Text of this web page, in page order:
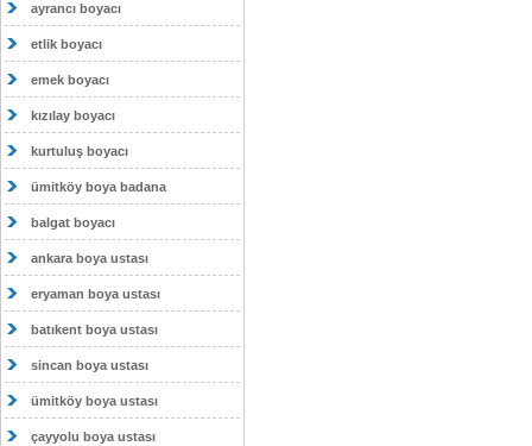
ayrancı boyacı
etlik boyacı
emek boyacı
kızılay boyacı
kurtuluş boyacı
ümitköy boya badana
balgat boyacı
ankara boya ustası
eryaman boya ustası
batıkent boya ustası
sincan boya ustası
ümitköy boya ustası
çayyolu boya ustası